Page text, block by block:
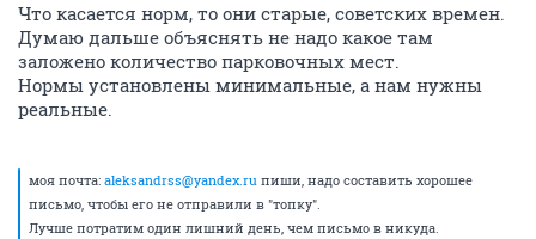
Что касается норм, то они старые, советских времен.
Думаю дальше объяснять не надо какое там
заложено количество парковочных мест.
Нормы установлены минимальные, а нам нужны
реальные.
моя почта: aleksandrss@yandex.ru пиши, надо составить хорошее
письмо, чтобы его не отправили в "топку".
Лучше потратим один лишний день, чем письмо в никуда.